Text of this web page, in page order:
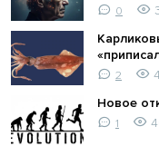
0
2
Новое
1